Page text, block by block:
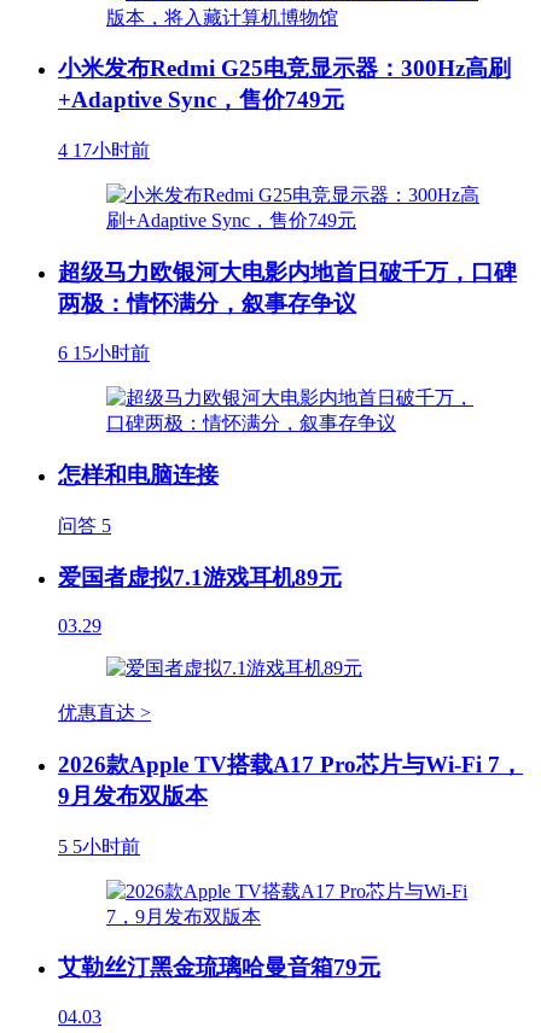
小米发布Redmi G25电竞显示器：300Hz高刷
+Adaptive Sync，售价749元
4 17小时前
超级马力欧银河大电影内地首日破千万，口碑
两极：情怀满分，叙事存争议
6 15小时前
怎样和电脑连接
问答 5
爱国者虚拟7.1游戏耳机89元
03.29
优惠直达 >
2026款Apple TV搭载A17 Pro芯片与Wi-Fi 7，
9月发布双版本
5 5小时前
艾勒丝汀黑金琉璃哈曼音箱79元
04.03